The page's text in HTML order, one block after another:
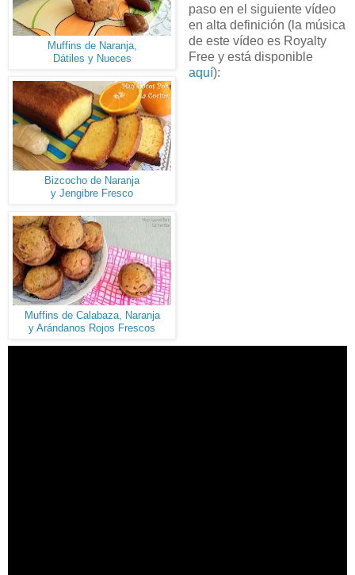
Muffins de Naranja,
Dátiles y Nueces
Bizcocho de Naranja
y Jengibre Fresco
Muffins de Calabaza, Naranja
y Arándanos Rojos Frescos
paso en el siguiente vídeo
en alta definición (la música
de este vídeo es Royalty
Free y está disponible
aquí):